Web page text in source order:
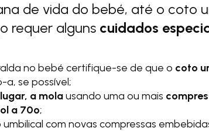
de vida do bebé, até o coto
requer alguns cuidados
no bebé certifique-se de que o coto
a, se possível;
a molausando uma ou mais
a 70º;
com novas compressas